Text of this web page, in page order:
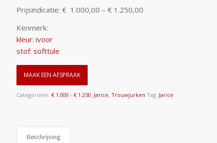
Prijsindicatie: € 1.000,00 – € 1.250,00
Kenmerk:
kleur: ivoor
stof: softtule
MAAK EEN AFSPRAAK
Categorieën: € 1.000 - € 1.250, Jarice, Trouwjurken Tag: Jarice
Beschrijving